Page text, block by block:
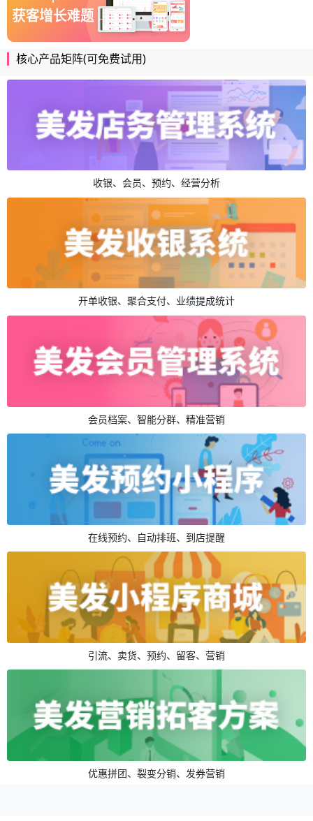
核心产品矩阵(可免费试用)
收银、会员、预约、经营分析
开单收银、聚合支付、业绩提成统计
会员档案、智能分群、精准营销
在线预约、自动排班、到店提醒
引流、卖货、预约、留客、营销
优惠拼团、裂变分销、发券营销